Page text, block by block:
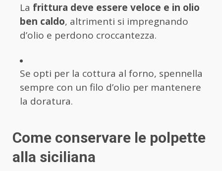
La frittura deve essere veloce e in olio
ben caldo, altrimenti si impregnando
d’olio e perdono croccantezza.
Se opti per la cottura al forno, spennella
sempre con un filo d’olio per mantenere
la doratura.
Come conservare le polpette
alla siciliana